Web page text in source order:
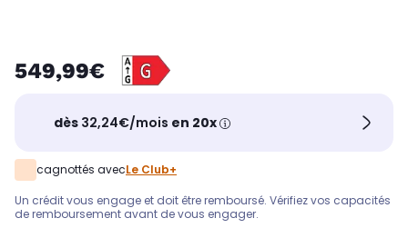
549,99€
dès 32,24€/mois en 20x
cagnottés avecLe Club+
Un crédit vous engage et doit être remboursé. Vérifiez vos capacités
de remboursement avant de vous engager.